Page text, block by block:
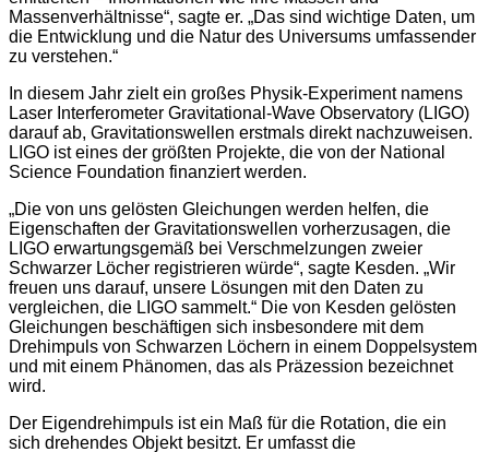
Massenverhältnisse“, sagte er. „Das sind wichtige Daten, um
die Entwicklung und die Natur des Universums umfassender
zu verstehen.“
In diesem Jahr zielt ein großes Physik-Experiment namens
Laser Interferometer Gravitational-Wave Observatory (LIGO)
darauf ab, Gravitationswellen erstmals direkt nachzuweisen.
LIGO ist eines der größten Projekte, die von der National
Science Foundation finanziert werden.
„Die von uns gelösten Gleichungen werden helfen, die
Eigenschaften der Gravitationswellen vorherzusagen, die
LIGO erwartungsgemäß bei Verschmelzungen zweier
Schwarzer Löcher registrieren würde“, sagte Kesden. „Wir
freuen uns darauf, unsere Lösungen mit den Daten zu
vergleichen, die LIGO sammelt.“ Die von Kesden gelösten
Gleichungen beschäftigen sich insbesondere mit dem
Drehimpuls von Schwarzen Löchern in einem Doppelsystem
und mit einem Phänomen, das als Präzession bezeichnet
wird.
Der Eigendrehimpuls ist ein Maß für die Rotation, die ein
sich drehendes Objekt besitzt. Er umfasst die